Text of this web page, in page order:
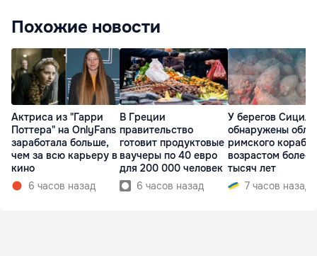
Похожие новости
Актриса из "Гарри
Поттера" на OnlyFans
заработала больше,
чем за всю карьеру в
кино
6 часов назад
В Греции
правительство
готовит продуктовые
ваучеры по 40 евро
для 200 000 человек
6 часов назад
У берегов
обнаружены
римского корабля
возрастом более
тысяч лет
7 часов назад